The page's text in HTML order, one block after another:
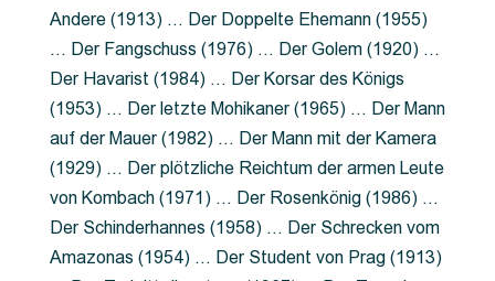
Andere (1913) … Der Doppelte Ehemann (1955)
… Der Fangschuss (1976) … Der Golem (1920) …
Der Havarist (1984) … Der Korsar des Königs
(1953) … Der letzte Mohikaner (1965) … Der Mann
auf der Mauer (1982) … Der Mann mit der Kamera
(1929) … Der plötzliche Reichtum der armen Leute
von Kombach (1971) … Der Rosenkönig (1986) …
Der Schinderhannes (1958) … Der Schrecken vom
Amazonas (1954) … Der Student von Prag (1913)